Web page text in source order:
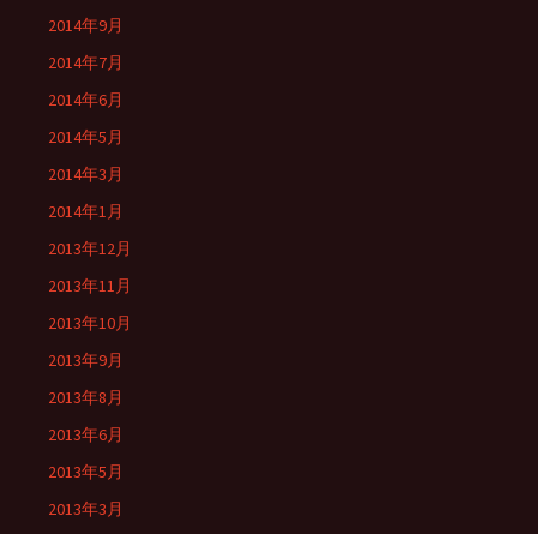
2014年9月
2014年7月
2014年6月
2014年5月
2014年3月
2014年1月
2013年12月
2013年11月
2013年10月
2013年9月
2013年8月
2013年6月
2013年5月
2013年3月